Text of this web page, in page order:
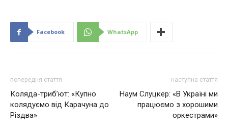
Facebook WhatsApp
попередня стаття
Коляда-триб’ют: «Купно
колядуємо від Карачуна до
Різдва»
наступна стаття
Наум Слуцкер: «В Україні ми
працюємо з хорошими
оркестрами»